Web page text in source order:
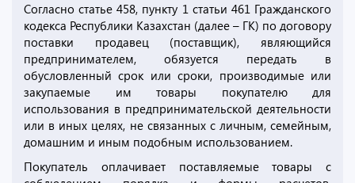
Согласно статье 458, пункту 1 статьи 461 Гражданского
кодекса Республики Казахстан (далее – ГК) по договору
поставки продавец (поставщик), являющийся
предпринимателем, обязуется передать в
обусловленный срок или сроки, производимые или
закупаемые им товары покупателю для
использования в предпринимательской деятельности
или в иных целях, не связанных с личным, семейным,
домашним и иным подобным использованием.
Покупатель оплачивает поставляемые товары с